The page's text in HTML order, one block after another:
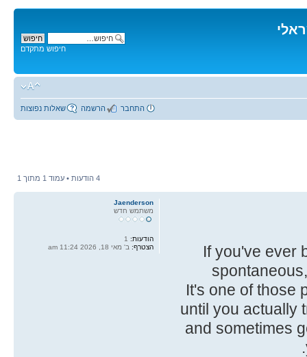
חיפוש מתקדם
שאלות נפוצות הרשמה התחבר
4 הודעות • עמוד 1 מתוך 1
If you've ever
. It's one of
until you actually
and sometimes
Jaenderson
משתמש חדש
הודעות:
הצטרף: ב' מאי 18, 2026 11:24 am